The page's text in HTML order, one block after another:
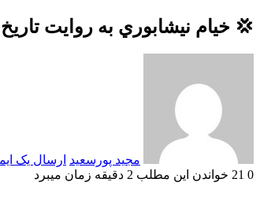
💢 خيام نيشابوري به روایت تاريخ
مجید پورسعید ارسال یک
0
خواندن این مطلب 2 دقیقه زمان میبرد